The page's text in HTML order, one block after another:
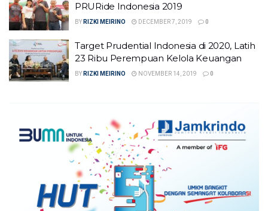
PRURide Indonesia 2019
BY RIZKI MEIRINO DECEMBER 7, 2019 0
Target Prudential Indonesia di 2020, Latih
23 Ribu Perempuan Kelola Keuangan
BY RIZKI MEIRINO NOVEMBER 14, 2019 0